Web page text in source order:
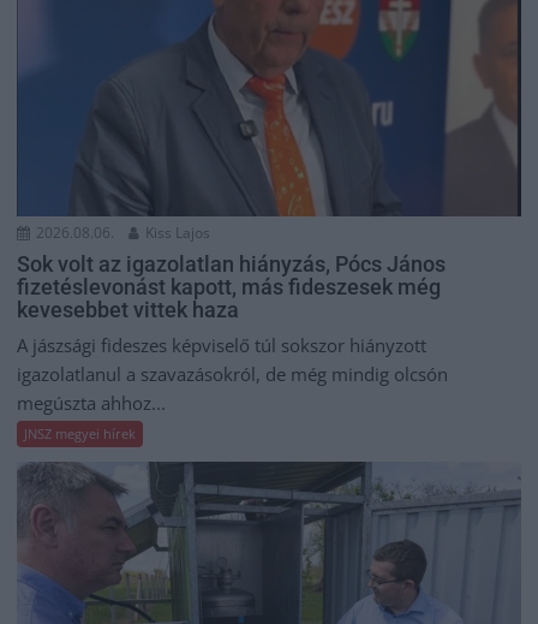
2026.08.06. Kiss Lajos
Sok volt az igazolatlan hiányzás, Pócs János
fizetéslevonást kapott, más fideszesek még
kevesebbet vittek haza
A jászsági fideszes képviselő túl sokszor hiányzott
igazolatlanul a szavazásokról, de még mindig olcsón
megúszta ahhoz...
JNSZ megyei hírek